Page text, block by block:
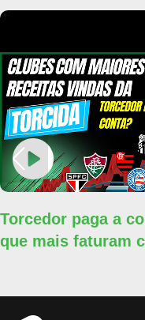
Torcedor paga a
que mais faturam